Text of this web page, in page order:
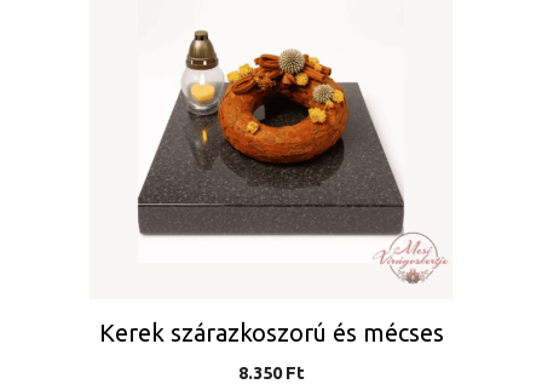
Kerek szárazkoszorú és mécses
8.350Ft